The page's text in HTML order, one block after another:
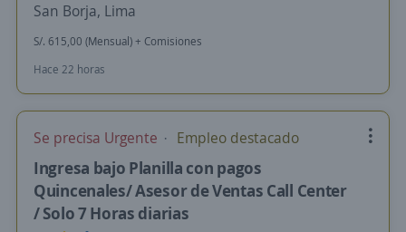
San Borja, Lima
S/. 615,00 (Mensual) + Comisiones
Hace 22 horas
Se precisa Urgente Empleo destacado
Ingresa bajo Planilla con pagos
Quincenales/ Asesor de Ventas Call Center
/ Solo 7 Horas diarias